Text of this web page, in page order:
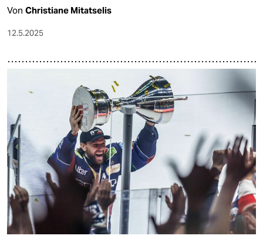
Von Christiane Mitatselis
12.5.2025